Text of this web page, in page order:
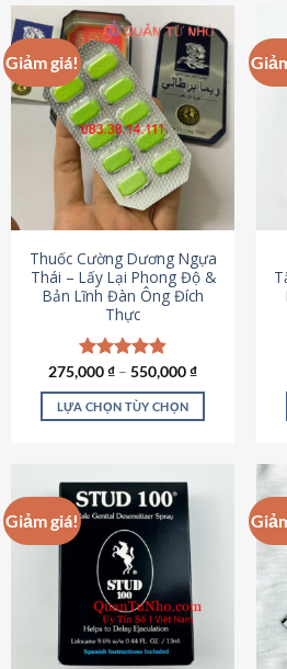
này
có
nhiều
biến
thể.
Các
tùy
chọn
có
thể
chọn
trên
trang
sản
phẩm
Giảm giá!
Thuốc Cường Dương Ngựa
Thái – Lấy Lại Phong Độ &
Bản Lĩnh Đàn Ông Đích
Thực
Được xếp
hạng4.87
5 sao
275,000₫ – 550,000₫
LỰA CHỌN TÙY CHỌN
có
nhiều
biến
thể.
Các
tùy
chọn
Giảm giá!